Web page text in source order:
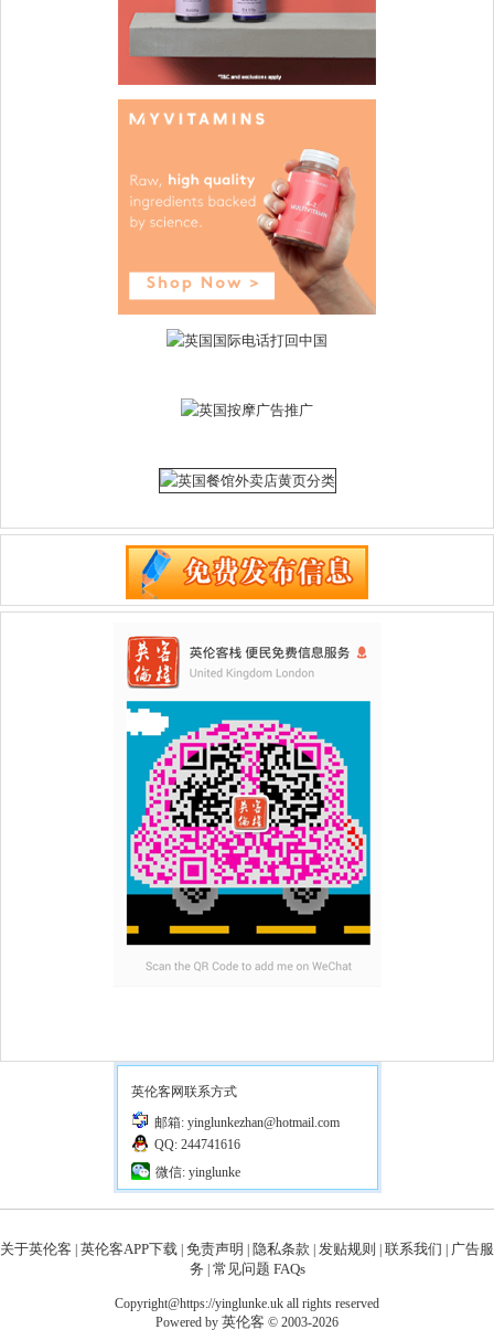
英伦客网联系方式
邮箱: yinglunkezhan@hotmail.com
QQ: 244741616
微信: yinglunke
关于英伦客 英伦客APP下载 免责声明 隐私条款 发贴规则 联系我们
广告服
务 常见问题 FAQs
Copyright@https://yinglunke.uk all rights reserved
Powered by 英伦客 © 2003-2026